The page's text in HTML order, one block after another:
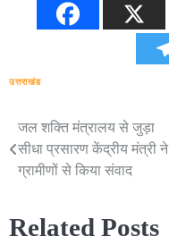
उत्तराखंड
Post
navigation
जल शक्ति मंत्रालय से जुड़ा
सीधा प्रसारण केंद्रीय मंत्री ने
ग्रामीणों से किया संवाद
Related Posts